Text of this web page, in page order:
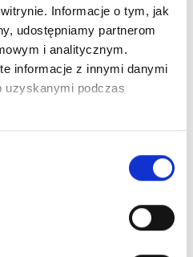
Informacje o tym, jak
udostępniamy partnerom
i analitycznym.
informacje z innymi danymi
uzyskanymi podczas